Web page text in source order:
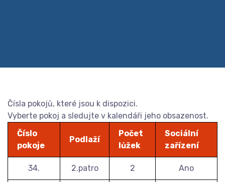
Čísla pokojů, které jsou k dispozici.
Vyberte pokoj a sledujte v kalendáři jeho obsazenost.
Číslo
pokoje
Podlaží
Počet
lůžek
Sociální
zařízení
34. 2.patro 2 Ano